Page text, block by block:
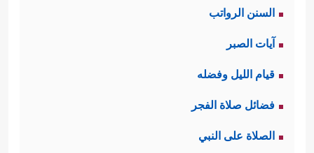
السنن الرواتب
آيات الصبر
قيام الليل وفضله
فضائل صلاة الفجر
الصلاة على النبي